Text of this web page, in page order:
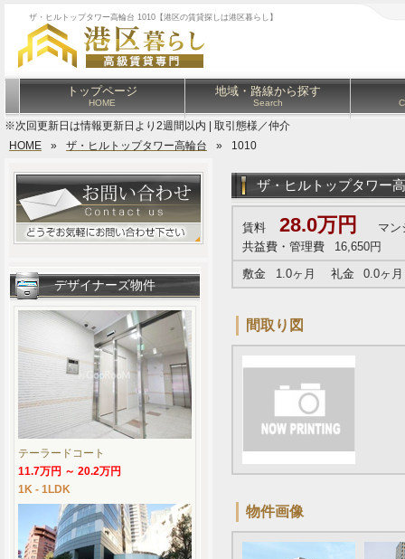
ザ・ヒルトップタワー高輪台 1010【港区の賃貸探しは港区暮らし】
トップページ
HOME
地域・路線から探す
Search
※次回更新日は情報更新日より2週間以内 | 取引態様／仲介
HOME
» ザ・ヒルトップタワー高輪台 » 1010
ザ・ヒルトップタワー
賃料 28.0万円
マン
共益費・管理費
16,650円
敷金
1.0ヶ月 礼金 0.0ヶ月
間取り図
物件画像
デザイナーズ物件
テーラードコート
11.7万円 ～ 20.2万円
1K - 1LDK